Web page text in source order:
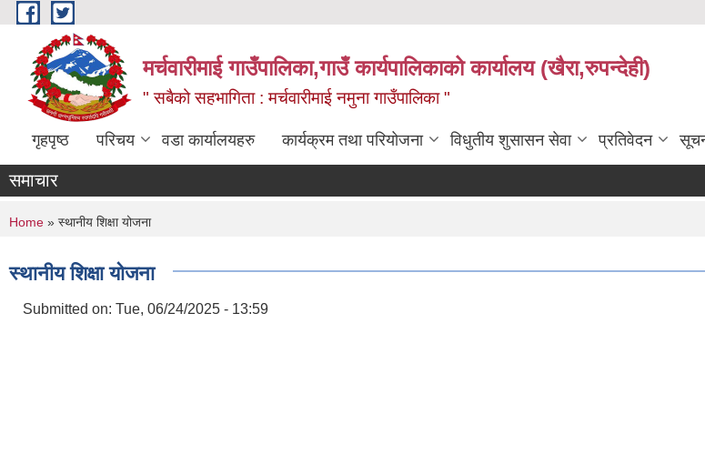
Skip to main content
मर्चवारीमाई गाउँपालिका,गाउँ कार्यपालिकाको कार्यालय (खैरा,रुपन्देही)
" सबैको सहभागिता : मर्चवारीमाई नमुना गाउँपालिका "
गृहपृष्ठ परिचय वडा कार्यालयहरु कार्यक्रम तथा परियोजना विधुतीय शुसासन सेवा प्रतिवेदन
समाचार
You are here
Home » स्थानीय शिक्षा योजना
स्थानीय शिक्षा योजना
Submitted on: Tue, 06/24/2025 - 13:59